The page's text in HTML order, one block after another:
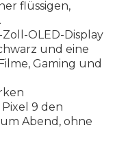
er füssigen,
.
Zo -OLED-Disp ay
hwarz und eine
i me, Gaming und
ken
Pixe 9 den
um Abend , o hne